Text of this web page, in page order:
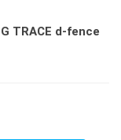
TRACE d-fence